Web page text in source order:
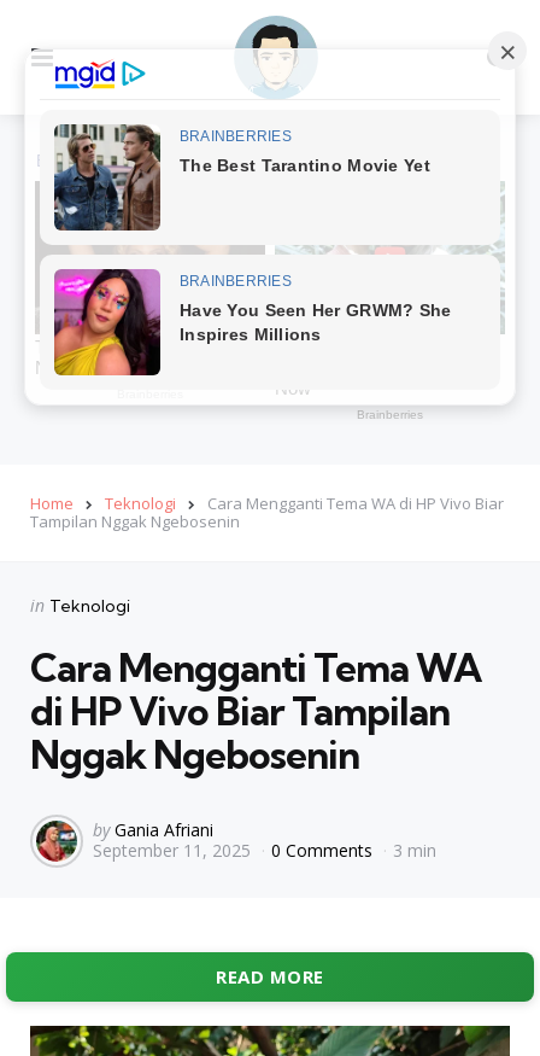
Menu
Home Teknologi
Cara Mengganti Tema WA di HP Vivo Biar
Tampilan Nggak Ngebosenin
Categories
Posted
in Teknologi
Cara Mengganti Tema WA
di HP Vivo Biar Tampilan
Nggak Ngebosenin
Posted
by
by Gania Afriani
September 11, 2025
0 Comments 3 min
READ MORE